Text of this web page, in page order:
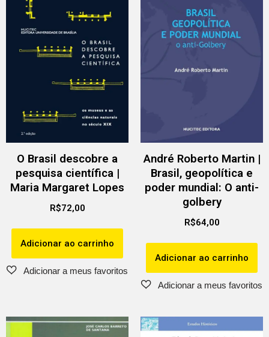
O Brasil descobre a
pesquisa científica |
Maria Margaret Lopes
R$72,00
Adicionar ao carrinho
André Roberto Martin |
Brasil, geopolítica e
poder mundial: O anti-
golbery
R$64,00
Adicionar ao carrinho